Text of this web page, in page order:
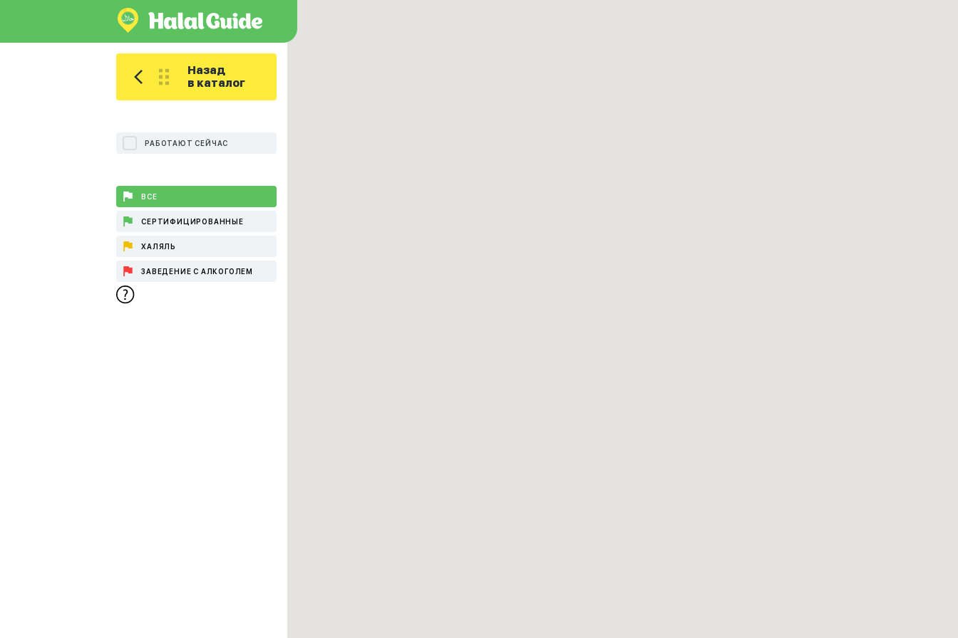
Назад
в каталог
РАБОТАЮТ СЕЙЧАС
ВСЕ
СЕРТИФИЦИРОВАННЫЕ
ХАЛЯЛЬ
ЗАВЕДЕНИЕ С АЛКОГОЛЕМ